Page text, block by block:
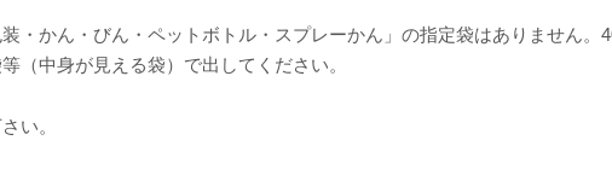
・かん・びん・ペットボトル・スプレーかん」の指定袋はありません
（中身が見える袋）で出してください。
い。